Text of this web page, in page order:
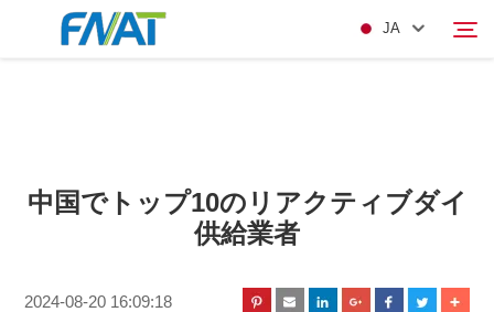
JA
私たちについて
中国でトップ10のリアクティブダイ
供給業者
2024-08-20 16:09:18